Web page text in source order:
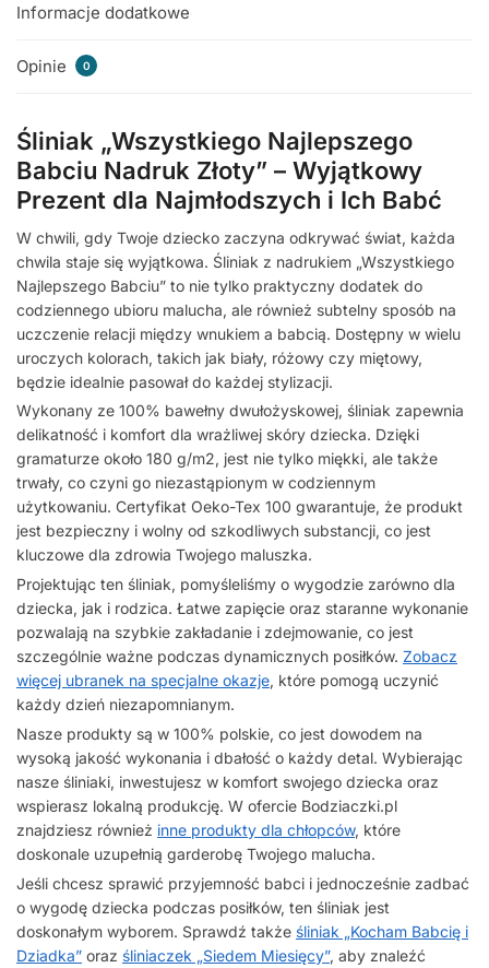
Informacje dodatkowe
Opinie 0
Śliniak „Wszystkiego Najlepszego
Babciu Nadruk Złoty” – Wyjątkowy
Prezent dla Najmłodszych i Ich Babć
W chwili, gdy Twoje dziecko zaczyna odkrywać świat, każda
chwila staje się wyjątkowa. Śliniak z nadrukiem „Wszystkiego
Najlepszego Babciu” to nie tylko praktyczny dodatek do
codziennego ubioru malucha, ale również subtelny sposób na
uczczenie relacji między wnukiem a babcią. Dostępny w wielu
uroczych kolorach, takich jak biały, różowy czy miętowy,
będzie idealnie pasował do każdej stylizacji.
Wykonany ze 100% bawełny dwułożyskowej, śliniak zapewnia
delikatność i komfort dla wrażliwej skóry dziecka. Dzięki
gramaturze około 180 g/m2, jest nie tylko miękki, ale także
trwały, co czyni go niezastąpionym w codziennym
użytkowaniu. Certyfikat Oeko-Tex 100 gwarantuje, że produkt
jest bezpieczny i wolny od szkodliwych substancji, co jest
kluczowe dla zdrowia Twojego maluszka.
Projektując ten śliniak, pomyśleliśmy o wygodzie zarówno dla
dziecka, jak i rodzica. Łatwe zapięcie oraz staranne wykonanie
pozwalają na szybkie zakładanie i zdejmowanie, co jest
szczególnie ważne podczas dynamicznych posiłków. Zobacz
więcej ubranek na specjalne okazje, które pomogą uczynić
każdy dzień niezapomnianym.
Nasze produkty są w 100% polskie, co jest dowodem na
wysoką jakość wykonania i dbałość o każdy detal. Wybierając
nasze śliniaki, inwestujesz w komfort swojego dziecka oraz
wspierasz lokalną produkcję. W ofercie Bodziaczki.pl
znajdziesz również inne produkty dla chłopców, które
doskonale uzupełnią garderobę Twojego malucha.
Jeśli chcesz sprawić przyjemność babci i jednocześnie zadbać
o wygodę dziecka podczas posiłków, ten śliniak jest
doskonałym wyborem. Sprawdź także śliniak „Kocham Babcię i
Dziadka” oraz śliniaczek „Siedem Miesięcy”, aby znaleźć